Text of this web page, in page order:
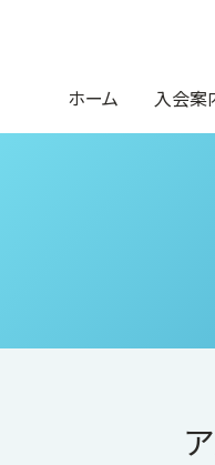
ホーム
入会案